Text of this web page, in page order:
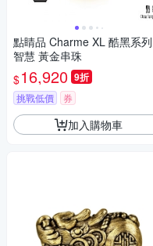
點睛品 Charme XL 酷黑系列
智慧 黃金串珠
$16,920 9折
挑戰低價 券
加入購物車